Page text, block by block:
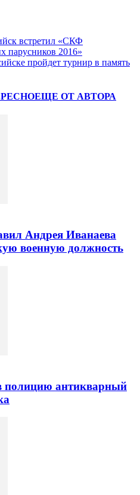
встретил «СКФ
парусников 2016»
пройдет турнир в память
ЕЩЕ ОТ АВТОРА
Андрея Иванаева
военную должность
полицию антикварный